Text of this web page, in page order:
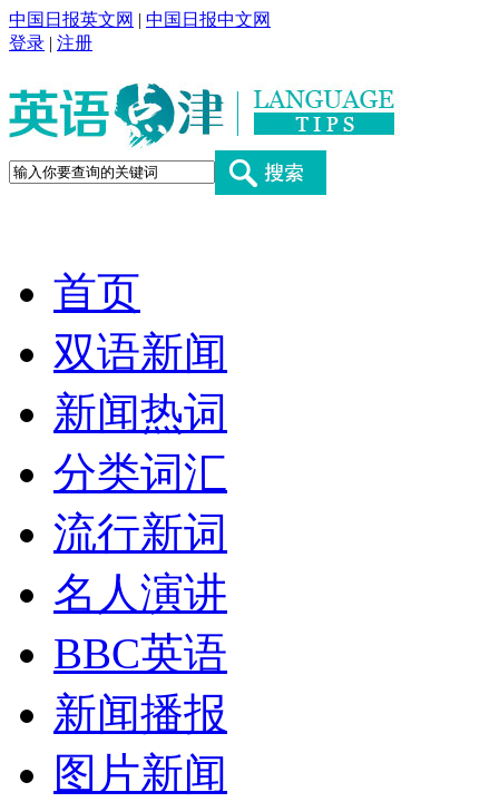
中国日报英文网 | 中国日报中文网
登录 | 注册
首页
双语新闻
新闻热词
分类词汇
流行新词
名人演讲
BBC英语
新闻播报
图片新闻